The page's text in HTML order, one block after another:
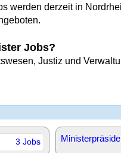
werden derzeit in
Jobs?
Justiz und
3 Jobs